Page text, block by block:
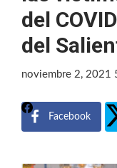
del
del
noviembre 2, 2021
Facebook